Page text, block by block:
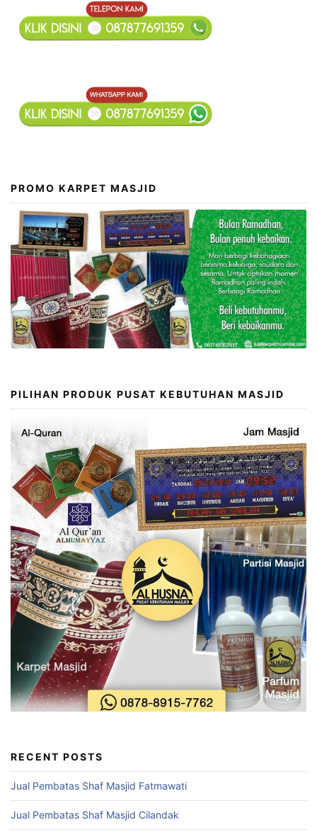
PROMO KARPET MASJID
PILIHAN PRODUK PUSAT KEBUTUHAN MASJID
RECENT POSTS
Jual Pembatas Shaf Masjid Fatmawati
Jual Pembatas Shaf Masjid Cilandak